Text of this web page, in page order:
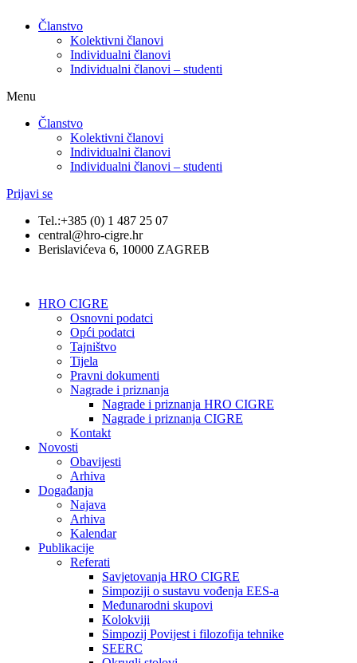
Članstvo
Kolektivni članovi
Individualni članovi
Individualni članovi – studenti
Menu
Članstvo
Kolektivni članovi
Individualni članovi
Individualni članovi – studenti
Prijavi se
Tel.:+385 (0) 1 487 25 07
central@hro-cigre.hr
Berislavićeva 6, 10000 ZAGREB
HRO CIGRE
Osnovni podatci​
Opći podatci
Tajništvo
Tijela
Pravni dokumenti
Nagrade i priznanja
Nagrade i priznanja HRO CIGRE
Nagrade i priznanja CIGRE
Kontakt
Novosti
Obavijesti
Arhiva
Događanja
Najava
Arhiva
Kalendar
Publikacije
Referati
Savjetovanja HRO CIGRE
Simpoziji o sustavu vođenja EES-a
Međunarodni skupovi
Kolokviji​
Simpozij Povijest i filozofija tehnike
SEERC